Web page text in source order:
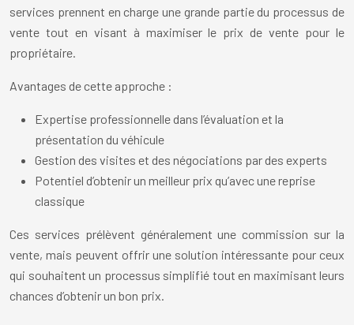
services prennent en charge une grande partie du processus de
vente tout en visant à maximiser le prix de vente pour le
propriétaire.
Avantages de cette approche :
Expertise professionnelle dans l’évaluation et la
présentation du véhicule
Gestion des visites et des négociations par des experts
Potentiel d’obtenir un meilleur prix qu’avec une reprise
classique
Ces services prélèvent généralement une commission sur la
vente, mais peuvent offrir une solution intéressante pour ceux
qui souhaitent un processus simplifié tout en maximisant leurs
chances d’obtenir un bon prix.